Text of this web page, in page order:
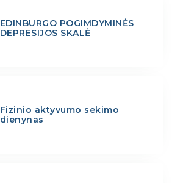
EDINBURGO POGIMDYMINĖS
DEPRESIJOS SKALĖ
Fizinio aktyvumo sekimo
dienynas